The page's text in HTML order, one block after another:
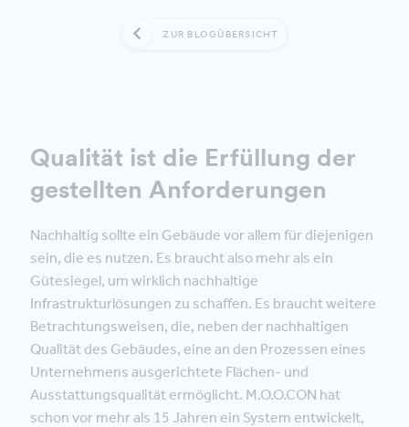
ZUR BLOGÜBERSICHT
Qualität ist die Erfüllung der
gestellten Anforderungen
Nachhaltig sollte ein Gebäude vor allem für diejenigen
sein, die es nutzen. Es braucht also mehr als ein
Gütesiegel, um wirklich nachhaltige
Infrastrukturlösungen zu schaffen. Es braucht weitere
Betrachtungsweisen, die, neben der nachhaltigen
Qualität des Gebäudes, eine an den Prozessen eines
Unternehmens ausgerichtete Flächen- und
Ausstattungsqualität ermöglicht. M.O.O.CON hat
schon vor mehr als 15 Jahren ein System entwickelt,